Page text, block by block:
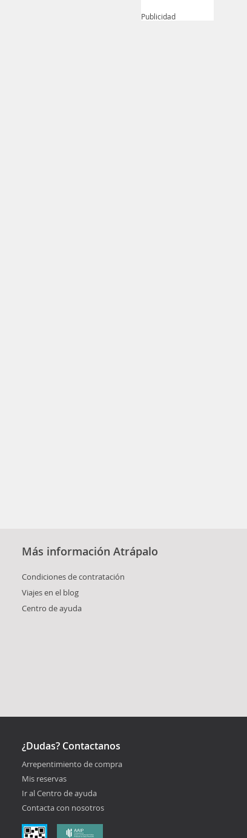
Publicidad
Más información Atrápalo
Condiciones de contratación
Viajes en el blog
Centro de ayuda
¿Dudas? Contactanos
Arrepentimiento de compra
Mis reservas
Ir al Centro de ayuda
Contacta con nosotros